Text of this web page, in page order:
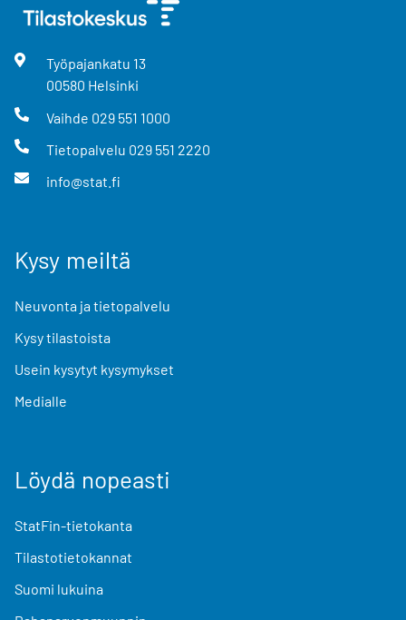
Työpajankatu 13
00580 Helsinki
Vaihde 029 551 1000
Tietopalvelu 029 551 2220
info@stat.fi
Kysy meiltä
Neuvonta ja tietopalvelu
Kysy tilastoista
Usein kysytyt kysymykset
Medialle
Löydä nopeasti
StatFin-tietokanta
Tilastotietokannat
Suomi lukuina